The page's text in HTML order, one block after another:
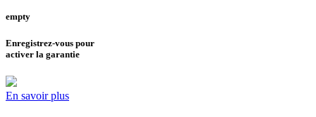
empty
Enregistrez-vous pour
activer la garantie
En savoir plus